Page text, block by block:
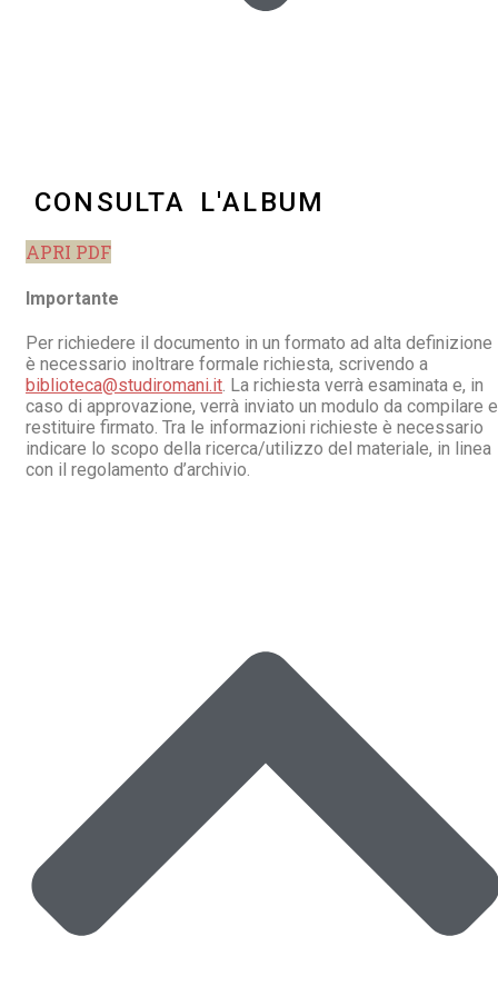
CONSULTA L'ALBUM
APRI PDF
Importante
Per richiedere il documento in un formato ad alta definizione
è necessario inoltrare formale richiesta, scrivendo a
biblioteca@studiromani.it. La richiesta verrà esaminata e, in
caso di approvazione, verrà inviato un modulo da compilare e
restituire firmato. Tra le informazioni richieste è necessario
indicare lo scopo della ricerca/utilizzo del materiale, in linea
con il regolamento d’archivio.